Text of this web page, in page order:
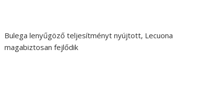
Bulega lenyűgöző teljesítményt nyújtott, Lecuona
magabiztosan fejlődik